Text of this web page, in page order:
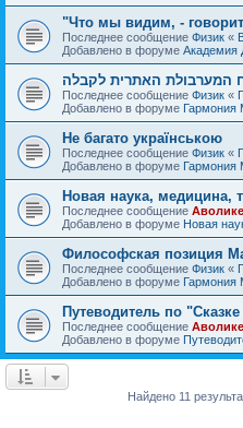
"Что мы видим, -
Последнее сообщение Физик «
Добавлено в форуме Академия
המערבולת האתרית לקבלה
Последнее сообщение Физик «
Добавлено в форуме Гармония
Не багато українською
Последнее сообщение Физик «
Добавлено в форуме Гармония
Новая наука, медицина,
Последнее сообщение
Добавлено в форуме Новая
Философская позиция
Последнее сообщение Физик «
Добавлено в форуме Гармония
Путеводитель по
Последнее сообщение
Добавлено в форуме
Найдено 11